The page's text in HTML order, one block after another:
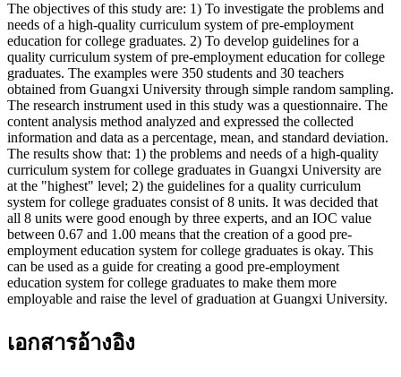
The objectives of this study are: 1) To investigate the problems and
needs of a high-quality curriculum system of pre-employment
education for college graduates. 2) To develop guidelines for a
quality curriculum system of pre-employment education for college
graduates. The examples were 350 students and 30 teachers
obtained from Guangxi University through simple random sampling.
The research instrument used in this study was a questionnaire. The
content analysis method analyzed and expressed the collected
information and data as a percentage, mean, and standard deviation.
The results show that: 1) the problems and needs of a high-quality
curriculum system for college graduates in Guangxi University are
at the "highest" level; 2) the guidelines for a quality curriculum
system for college graduates consist of 8 units. It was decided that
all 8 units were good enough by three experts, and an IOC value
between 0.67 and 1.00 means that the creation of a good pre-
employment education system for college graduates is okay. This
can be used as a guide for creating a good pre-employment
education system for college graduates to make them more
employable and raise the level of graduation at Guangxi University.
เอกสารอ้างอิง